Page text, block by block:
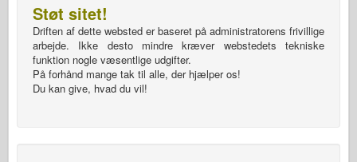
Støt sitet!
Driften af dette websted er baseret på administratorens frivillige
arbejde. Ikke desto mindre kræver webstedets tekniske
funktion nogle væsentlige udgifter.
På forhånd mange tak til alle, der hjælper os!
Du kan give, hvad du vil!